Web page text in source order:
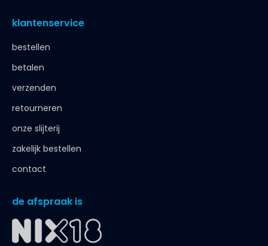
klantenservice
bestellen
betalen
verzenden
retourneren
onze slijterij
zakelijk bestellen
contact
de afspraak is